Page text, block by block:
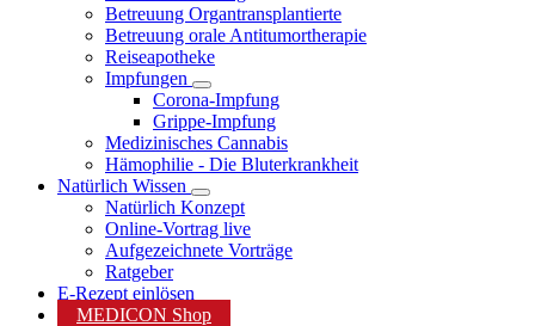
Betreuung Organtransplantierte
Betreuung orale Antitumortherapie
Reiseapotheke
Impfungen
Corona-Impfung
Grippe-Impfung
Medizinisches Cannabis
Hämophilie - Die Bluterkrankheit
Natürlich Wissen
Natürlich Konzept
Online-Vortrag live
Aufgezeichnete Vorträge
Ratgeber
E-Rezept einlösen
MEDICON Shop